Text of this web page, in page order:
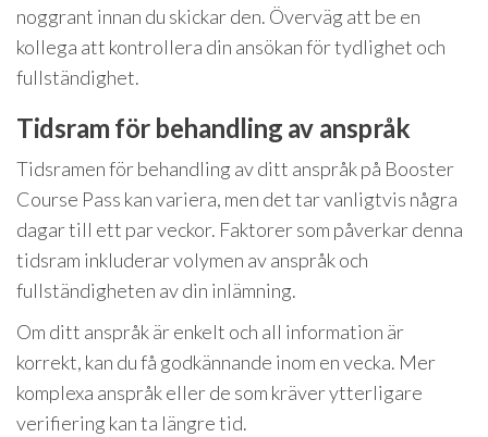
noggrant innan du skickar den. Överväg att be en
kollega att kontrollera din ansökan för tydlighet och
fullständighet.
Tidsram för behandling av anspråk
Tidsramen för behandling av ditt anspråk på Booster
Course Pass kan variera, men det tar vanligtvis några
dagar till ett par veckor. Faktorer som påverkar denna
tidsram inkluderar volymen av anspråk och
fullständigheten av din inlämning.
Om ditt anspråk är enkelt och all information är
korrekt, kan du få godkännande inom en vecka. Mer
komplexa anspråk eller de som kräver ytterligare
verifiering kan ta längre tid.